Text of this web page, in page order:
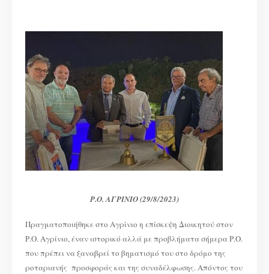
Ρ.Ο. ΑΓΡΙΝΙΟ (29/8/2023)
Πραγματοποιήθηκε στο Αγρίνιο η επίσκεψη Διοικητού στον
Ρ.Ο. Αγρίνιο, έναν ιστορικό αλλά με προβλήματα σήμερα Ρ.Ο.
που πρέπει να ξαναβρεί το βηματισμό του στο δρόμο της
ροταριανής προσφοράς και της συναδέλφωσης. Απόντος του